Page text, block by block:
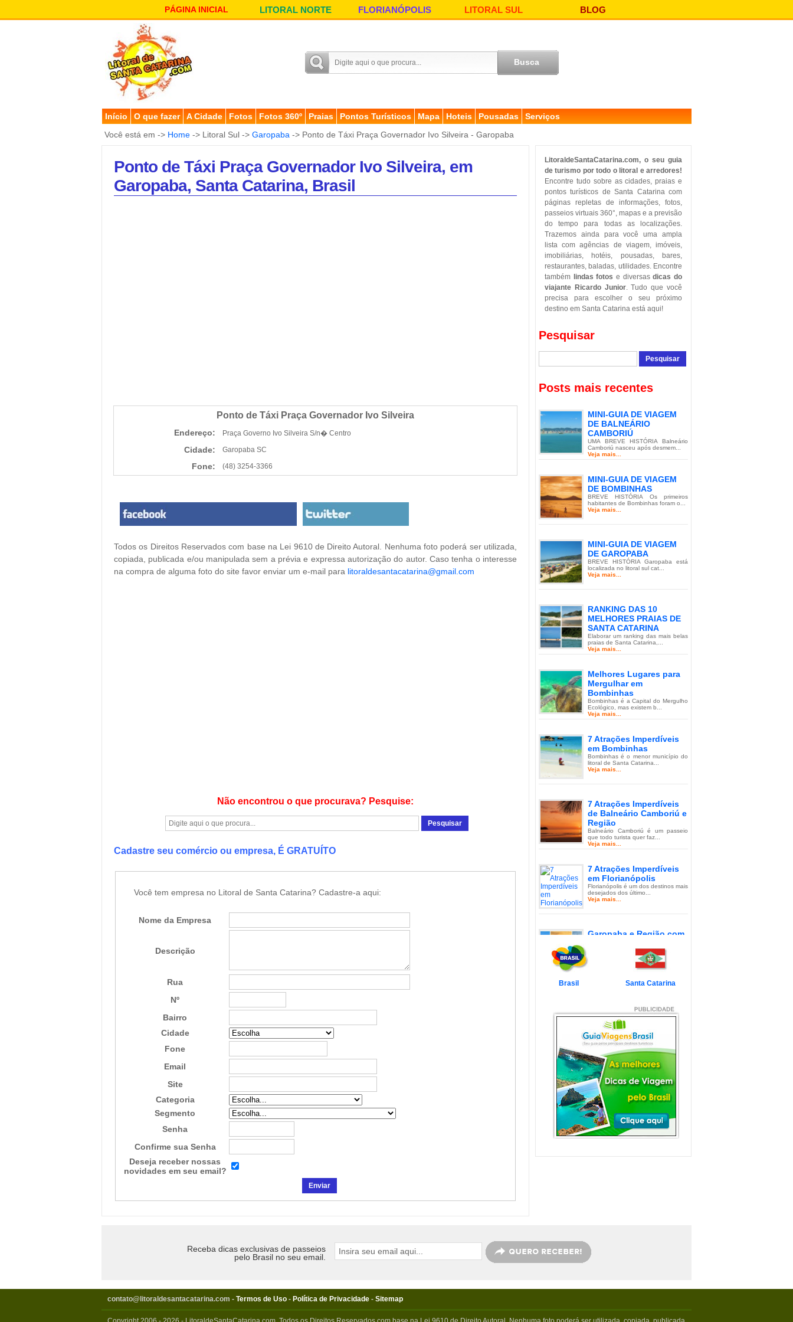
PÁGINA INICIAL LITORAL NORTE FLORIANÓPOLIS LITORAL SUL BLOG
Início O que fazer A Cidade Fotos Fotos 360º Praias Pontos Turísticos Mapa Hoteis Pousadas
Serviços
Você está em -> Home -> Litoral Sul -> Garopaba -> Ponto de Táxi Praça Governador Ivo Silveira - Garopaba
Ponto de Táxi Praça Governador Ivo Silveira, em
Garopaba, Santa Catarina, Brasil
Ponto de Táxi Praça Governador Ivo Silveira
Endereço: Praça Governo Ivo Silveira S/n� Centro
Cidade: Garopaba SC
Fone: (48) 3254-3366
Todos os Direitos Reservados com base na Lei 9610 de Direito Autoral. Nenhuma foto poderá ser utilizada,
copiada, publicada e/ou manipulada sem a prévia e expressa autorização do autor. Caso tenha o interesse
na compra de alguma foto do site favor enviar um e-mail para litoraldesantacatarina@gmail.com
Não encontrou o que procurava? Pesquise:
Cadastre seu comércio ou empresa, É GRATUÍTO
Você tem empresa no Litoral de Santa Catarina? Cadastre-a aqui:
Nome da Empresa
Descrição
Rua
Nº
Bairro
Cidade
Fone
Email
Site
Categoria
Segmento
Senha
Confirme sua Senha
Deseja receber nossas
novidades em seu email?
LitoraldeSantaCatarina.com, o seu guia
de turismo por todo o litoral e arredores!
Encontre tudo sobre as cidades, praias e
pontos turísticos de Santa Catarina com
páginas repletas de informações, fotos,
passeios virtuais 360°, mapas e a previsão
do tempo para todas as localizações.
Trazemos ainda para você uma ampla
lista com agências de viagem, imóveis,
imobiliárias, hotéis, pousadas, bares,
restaurantes, baladas, utilidades. Encontre
também
lindas fotos e diversasdicas do
viajante Ricardo Junior. Tudo que você
precisa para escolher o seu próximo
destino em Santa Catarina está aqui!
Pesquisar
Posts mais recentes
MINI-GUIA DE VIAGEM
DE BALNEÁRIO
CAMBORIÚ
UMA BREVE HISTÓRIA Balneário
Camboriú nasceu após desmem...
Veja mais...
MINI-GUIA DE VIAGEM
DE BOMBINHAS
BREVE HISTÓRIA Os primeiros
habitantes de Bombinhas foram o...
Veja mais...
MINI-GUIA DE VIAGEM
DE GAROPABA
BREVE HISTÓRIA Garopaba está
localizada no litoral sul cat...
Veja mais...
RANKING DAS 10
MELHORES PRAIAS DE
SANTA CATARINA
Elaborar um ranking das mais belas
praias de Santa Catarina,...
Veja mais...
Melhores Lugares para
Mergulhar em
Bombinhas
Bombinhas é a Capital do Mergulho
Ecológico, mas existem b...
Veja mais...
7 Atrações Imperdíveis
em Bombinhas
Bombinhas é o menor município do
litoral de Santa Catarina...
Veja mais...
7 Atrações Imperdíveis
de Balneário Camboriú e
Região
Balneário Camboriú é um passeio
que todo turista quer faz...
Veja mais...
7 Atrações Imperdíveis
em Florianópolis
Florianópolis é um dos destinos mais
desejados dos último...
Veja mais...
Garopaba e Região com
Garopaba é um município de Santa
Catarina a 80 quilômetro...
Veja mais...
com Crianças
Simplesmente magnífico! Assim
pode ser descrito o Litoral d...
Veja mais...
Balneário Camboriú e
arredores com Crianças
Balneário Camboriú fica em Santa
Catarina, mais especifica...
Veja mais...
Florianópolis com
crianças: as melhores
5 PRAIAS DE FLORIPA
Brasil Santa Catarina
Receba dicas exclusivas de passeios
pelo Brasil no seu email.
contato@litoraldesantacatarina.com - Termos de Uso - Política de Privacidade - Sitemap